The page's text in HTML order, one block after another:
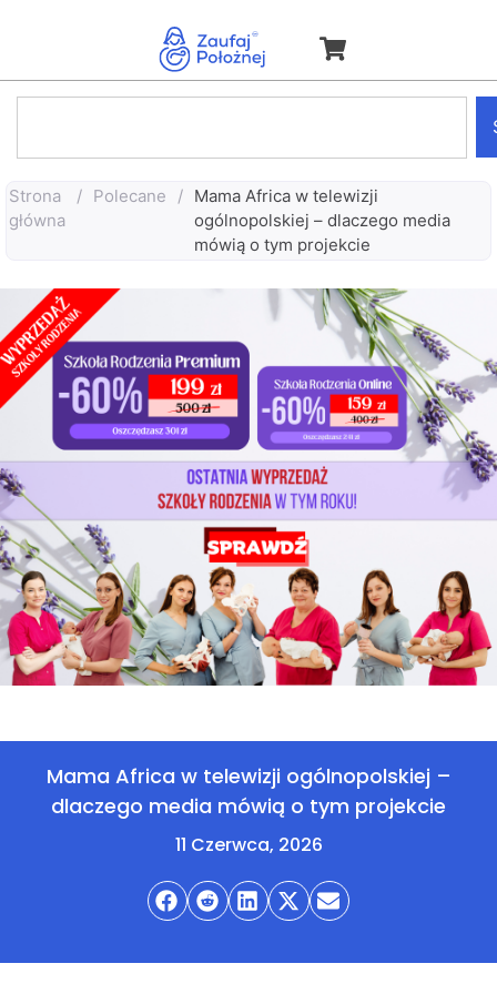
Strona
główna
/ Polecane / Mama Africa w telewizji
ogólnopolskiej – dlaczego media
mówią o tym projekcie
Mama Africa w telewizji ogólnopolskiej –
dlaczego media mówią o tym projekcie
11 Czerwca, 2026